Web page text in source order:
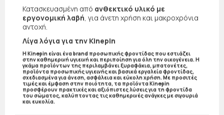
Κατασκευασμένη από ανθεκτικό υλικό με
εργονομική λαβή , για άνετη χρήση και μακροχρόνια
αντοχή.
Λίγα λόγια για την Kinepin
Η Kinepin είναι ένα brand προσωπικής φροντίδας που εστιάζει
στην καθημερινή υγιεινή και περιποίηση για όλη την οικογένεια. Η
γκάμα προϊόντων της περιλαμβάνει ξυραφάκια, μπατονέτες,
προϊόντα προσωπικής υγιεινής και βασικά εργαλεία φροντίδας,
σχεδιασμένα για άνεση, ασφάλεια και εύκολη χρήση. Με προσιτές
τιμές και έμφαση στην ποιότητα, τα προϊόντα Kinepin
προσφέρουν πρακτικές και αξιόπιστες λύσεις για τη φροντίδα
του σώματος, καλύπτοντας τις καθημερινές ανάγκες με σιγουριά
και ευκολία.